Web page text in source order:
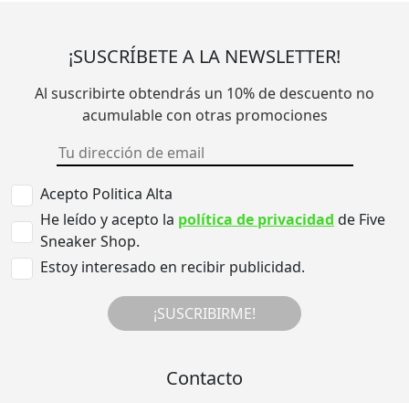
¡SUSCRÍBETE A LA NEWSLETTER!
Al suscribirte obtendrás un 10% de descuento no
acumulable con otras promociones
Acepto Politica Alta
He leído y acepto la política de privacidad de Five
Sneaker Shop.
Estoy interesado en recibir publicidad.
¡SUSCRIBIRME!
Contacto